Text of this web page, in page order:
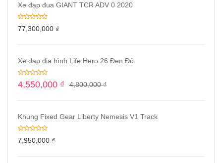
Xe đạp đua GIANT TCR ADV 0 2020
77,300,000 ₫
Xe đạp địa hình Life Hero 26 Đen Đỏ
4,800,000₫
4,550,000 ₫
Khung Fixed Gear Liberty Nemesis V1 Track
7,950,000 ₫